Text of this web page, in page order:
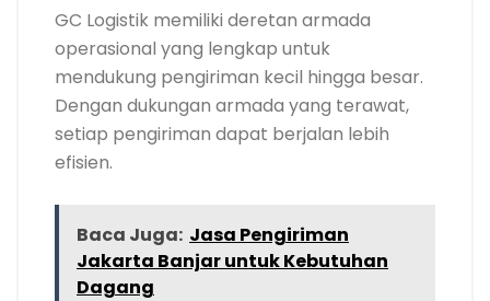
GC Logistik memiliki deretan armada
operasional yang lengkap untuk
mendukung pengiriman kecil hingga besar.
Dengan dukungan armada yang terawat,
setiap pengiriman dapat berjalan lebih
efisien.
Baca Juga: Jasa Pengiriman
Jakarta Banjar untuk Kebutuhan
Dagang